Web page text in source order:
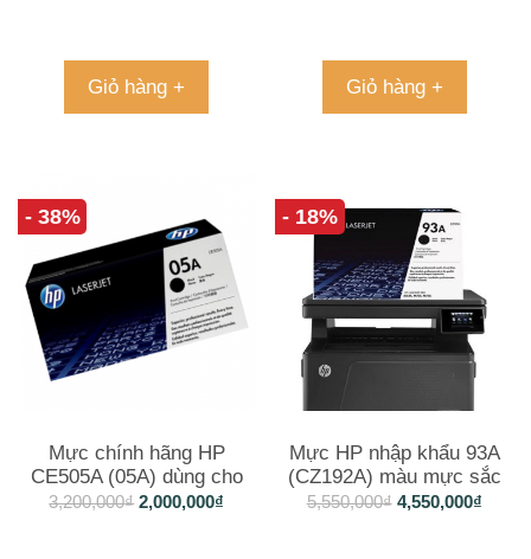
Giỏ hàng + Giỏ hàng +
- 38%
Mực chính hãng HP
CE505A (05A) dùng cho
Laserjetp 2035 và 2055
3,200,000₫ 2,000,000₫
- 18%
Mực HP nhập khẩu 93A
(CZ192A) màu mực sắc
nét
5,550,000₫ 4,550,000₫